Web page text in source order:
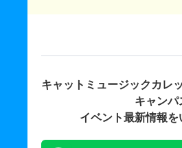
キャットミュージックカレ
キャンパ
イベント最新情報を